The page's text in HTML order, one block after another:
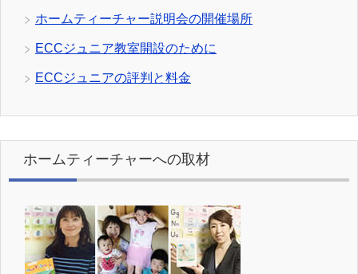
ホームティーチャー説明会の開催場所
ECCジュニア教室開設のために
ECCジュニアの評判と料金
ホームティーチャーへの取材